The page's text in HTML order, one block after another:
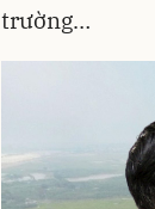
trường…